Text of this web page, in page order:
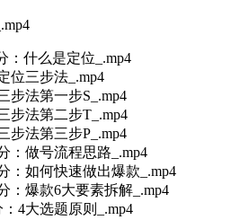
：什么是定位_.mp4
位三步法_.mp4
步法第一步S_.mp4
步法第二步T_.mp4
步法第三步P_.mp4
：做号流程思路_.mp4
：如何快速做出爆款_.mp4
：爆款6大要素拆解_.mp4
4大选题原则_.mp4